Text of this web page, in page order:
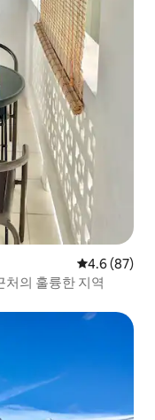
평점 4.6점(5
4.6 (87)
처의 훌륭한 지역